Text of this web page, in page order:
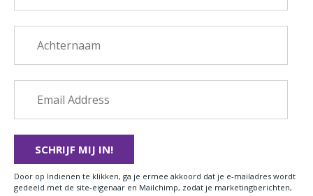
Door op Indienen te klikken, ga je ermee akkoord dat je e-mailadres wordt
gedeeld met de site-eigenaar en Mailchimp, zodat je marketingberichten,